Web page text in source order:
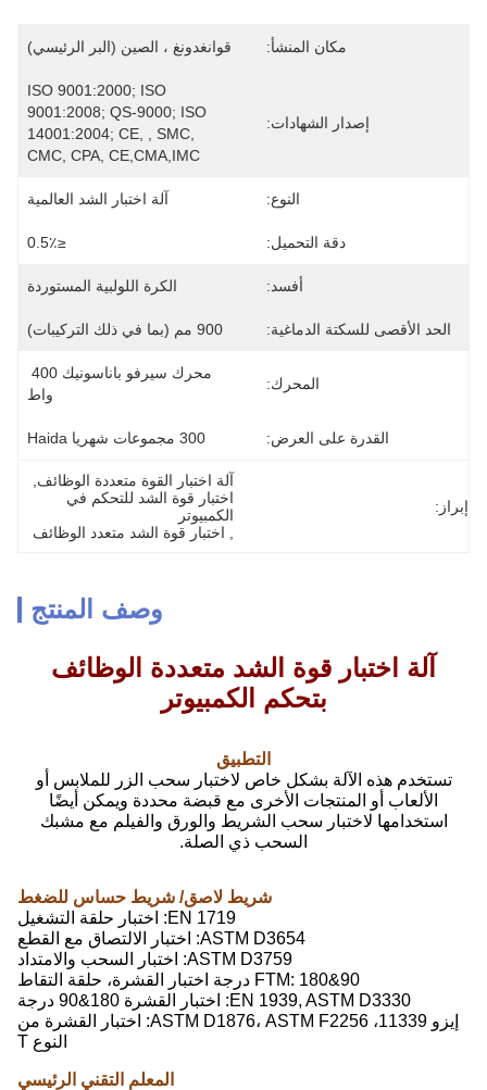
مكان المنشأ: قوانغدونغ ، الصين (البر الرئيسي)
إصدار الشهادات:
ISO 9001:2000; ISO
9001:2008; QS-9000; ISO
14001:2004; CE, , SMC,
CMC, CPA, CE,CMA,IMC
النوع: آلة اختبار الشد العالمية
دقة التحميل: ≤0.5٪
أفسد: الكرة اللولبية المستوردة
الحد الأقصى للسكتة الدماغية: 900 مم (بما في ذلك التركيبات)
المحرك:
واط
القدرة على العرض: 300 مجموعات شهريا Haida
إبراز:
آلة اختبار القوة متعددة الوظائف
الكمبيوتر
اختبار قوة الشد متعدد الوظائف
وصف المنتج
آلة اختبار قوة الشد متعددة الوظائف
بتحكم الكمبيوتر
التطبيق
تستخدم هذه الآلة بشكل خاص لاختبار سحب الزر للملابس أو
الألعاب أو المنتجات الأخرى مع قبضة محددة ويمكن أيضًا
استخدامها لاختبار سحب الشريط والورق والفيلم مع مشبك
السحب ذي الصلة.
شريط لاصق/ شريط حساس للضغط
EN 1719: اختبار حلقة التشغيل
ASTM D3654: اختبار الالتصاق مع القطع
ASTM D3759: اختبار السحب والامتداد
FTM: 180&90 درجة اختبار القشرة، حلقة التقاط
EN 1939, ASTM D3330: اختبار القشرة 180&90 درجة
إيزو 11339، ASTM D1876، ASTM F2256: اختبار القشرة من
النوع T
المعلم التقني الرئيسي